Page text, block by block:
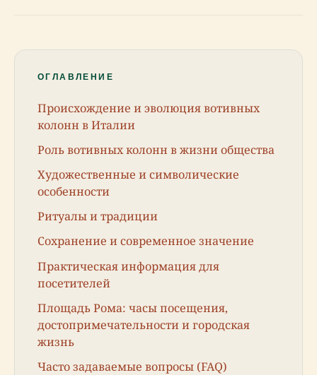
ОГЛАВЛЕНИЕ
Происхождение и эволюция вотивных
колонн в Италии
Роль вотивных колонн в жизни общества
Художественные и символические
особенности
Ритуалы и традиции
Сохранение и современное значение
Практическая информация для
посетителей
Площадь Рома: часы посещения,
достопримечательности и городская
жизнь
Часто задаваемые вопросы (FAQ)